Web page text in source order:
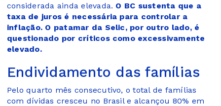
considerada ainda elevada. O BC sustenta que a
taxa de juros é necessária para controlar a
inflação. O patamar da Selic, por outro lado, é
questionado por críticos como excessivamente
elevado.
Endividamento das famílias
Pelo quarto mês consecutivo, o total de famílias
com dívidas cresceu no Brasil e alcançou 80% em